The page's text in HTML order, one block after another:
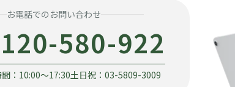
お電話でのお問い合わせ
580-922
：10:00〜17:30土日祝：03-5809-3009